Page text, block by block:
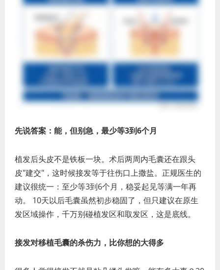
先说答案：能，但别急，最少等3到6个月
植发后头皮不是铁板一块。术后两周内毛囊还在跟头
皮"建交"，这时候接发等于往伤口上撒盐。正规医生的
建议很统一：至少等3到6个月，稳妥起见等满一年再
动。 10天以后毛囊虽然初步稳固了，但只建议在原生
发区域操作，千万别碰植发区和取发区，这是底线。
接发对移植毛囊的杀伤力，比你想的大得多